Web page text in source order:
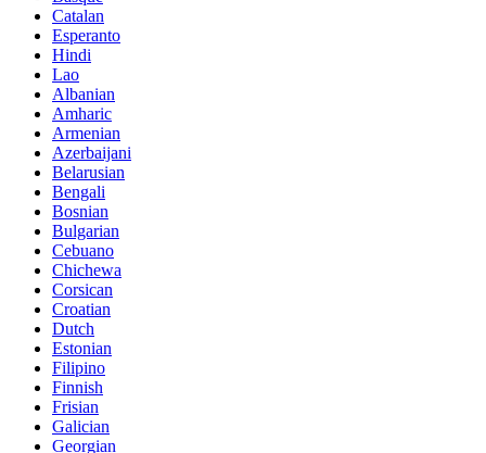
Catalan
Esperanto
Hindi
Lao
Albanian
Amharic
Armenian
Azerbaijani
Belarusian
Bengali
Bosnian
Bulgarian
Cebuano
Chichewa
Corsican
Croatian
Dutch
Estonian
Filipino
Finnish
Frisian
Galician
Georgian